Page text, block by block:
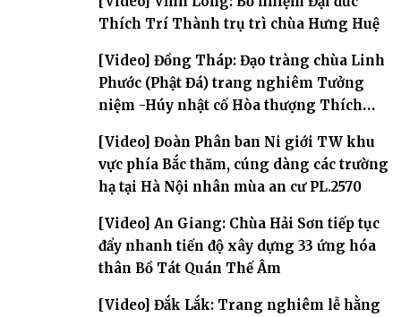
Thích Trí Thành trụ trì chùa Hưng Huệ
[Video] Đồng Tháp: Đạo tràng chùa Linh
Phước (Phật Đá) trang nghiêm Tưởng
niệm -Húy nhật cố Hòa thượng Thích
[Video] Đoàn Phân ban Ni giới TW khu
vực phía Bắc thăm, cúng dàng các trường
hạ tại Hà Nội nhân mùa an cư PL.2570
[Video] An Giang: Chùa Hải Sơn tiếp tục
đẩy nhanh tiến độ xây dựng 33 ứng hóa
thân Bồ Tát Quán Thế Âm
[Video] Đắk Lắk: Trang nghiêm lễ hằng